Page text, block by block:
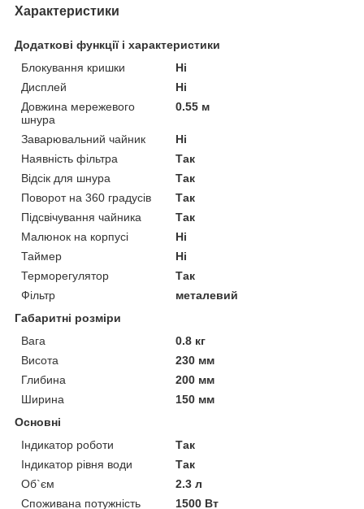
Характеристики
Додаткові функції і характеристики
Блокування кришки
Ні
Дисплей
Ні
Довжина мережевого
шнура
0.55 м
Заварювальний чайник
Ні
Наявність фільтра
Так
Відсік для шнура
Так
Поворот на 360 градусів
Так
Підсвічування чайника
Так
Малюнок на корпусі
Ні
Таймер
Ні
Терморегулятор
Так
Фільтр
металевий
Габаритні розміри
Вага
0.8 кг
Висота
230 мм
Глибина
200 мм
Ширина
150 мм
Основні
Індикатор роботи
Так
Індикатор рівня води
Так
Об`єм
2.3 л
Споживана потужність
1500 Вт